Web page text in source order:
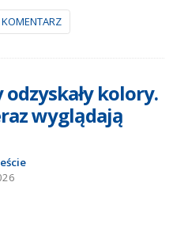
kolory.
wyglądają